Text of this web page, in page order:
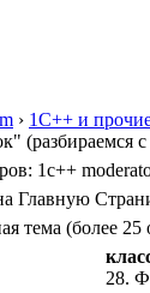
› 1С++ и
(разбираемся
1c++
28.